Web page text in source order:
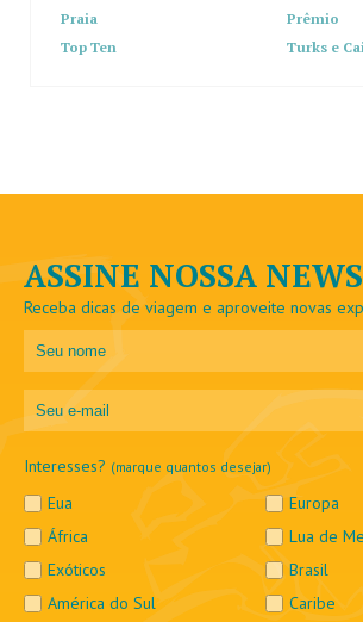
Praia
Prêmio
Top Ten
Turks e
ASSINE NOSSA
Receba dicas de viagem e aproveite novas
Interesses? (marque quantos desejar)
Eua
Europa
África
Lua de
Exóticos
Brasil
América do Sul
Caribe